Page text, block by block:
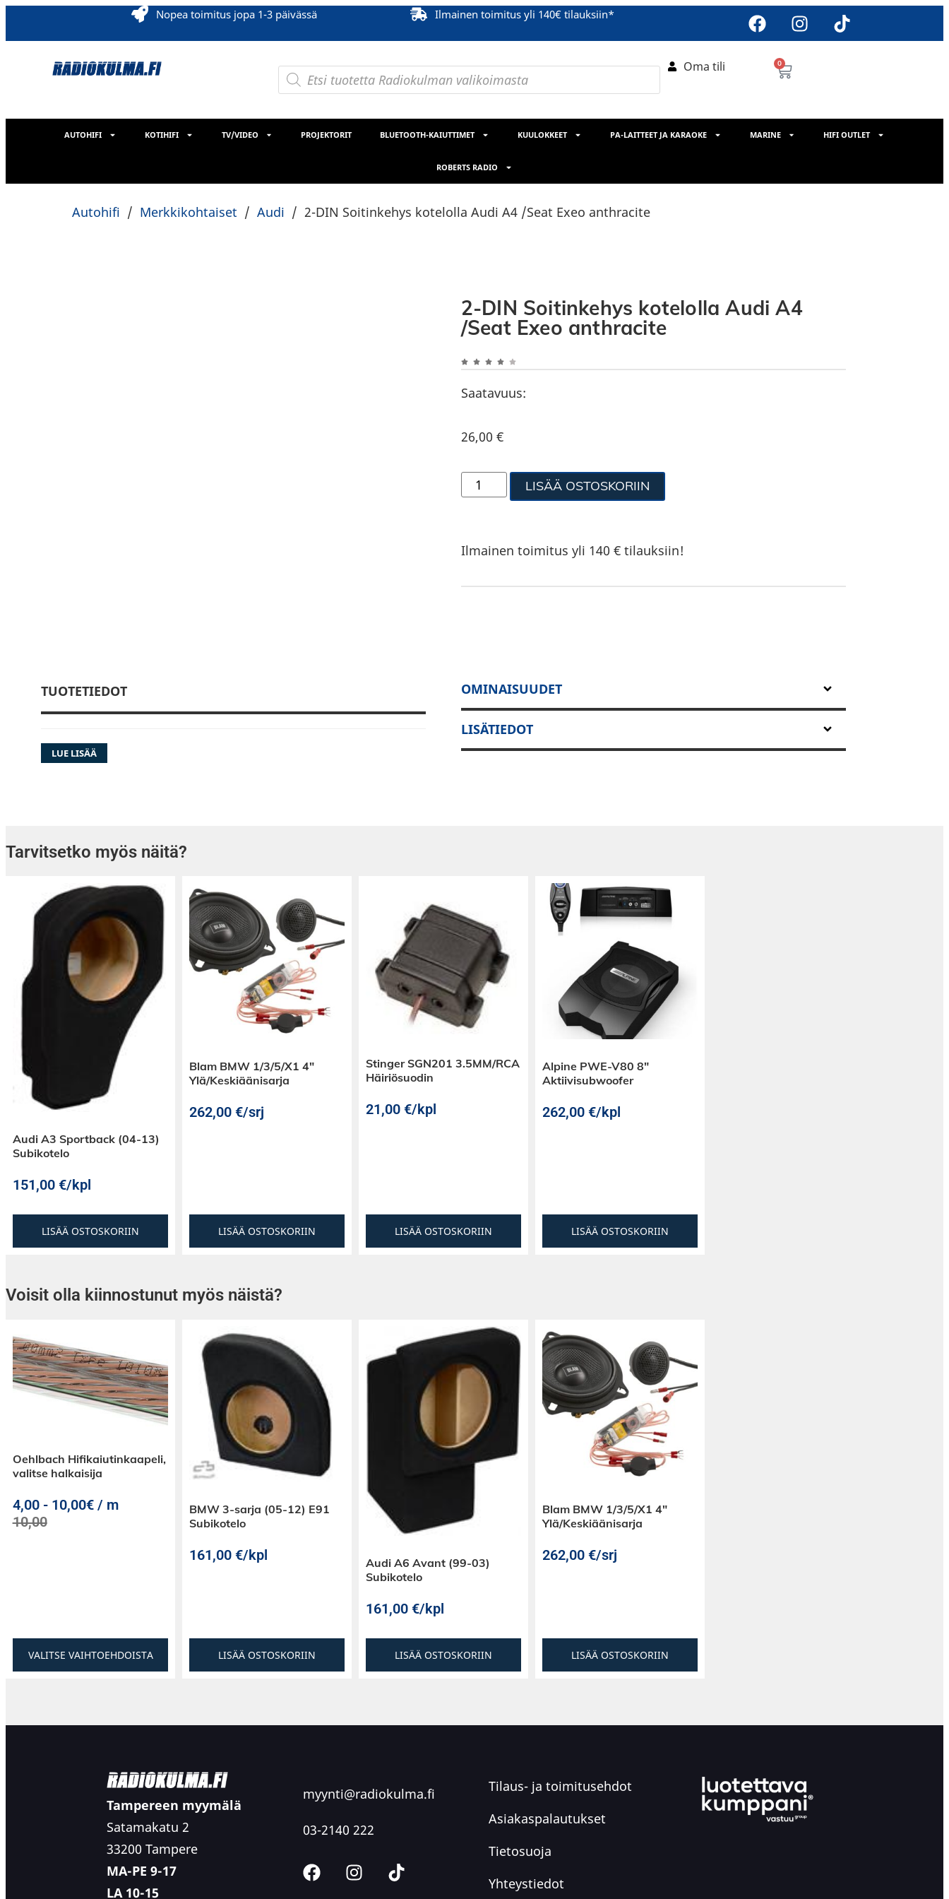
Nopea toimitus jopa 1-3 päivässä Ilmainen toimitus yli 140€ tilauksiin*
Oma tili 0
AUTOHIFI KOTIHIFI TV/VIDEO PROJEKTORIT BLUETOOTH-KAIUTTIMET KUULOKKEET PA-LAITTEET JA KARAOKE MARINE HIFI OUTLET
ROBERTS RADIO
Autohifi / Merkkikohtaiset / Audi / 2-DIN Soitinkehys kotelolla Audi A4 /Seat Exeo anthracite
2-DIN Soitinkehys kotelolla Audi A4
/Seat Exeo anthracite
Saatavuus:
26,00 €
LISÄÄ OSTOSKORIIN
Ilmainen toimitus yli 140 € tilauksiin!
TUOTETIEDOT
LUE LISÄÄ
OMINAISUUDET
LISÄTIEDOT
Tarvitsetko myös näitä?
Audi A3 Sportback (04-13)
Subikotelo
151,00 €/kpl
LISÄÄ OSTOSKORIIN
Blam BMW 1/3/5/X1 4″
Ylä/Keskiäänisarja
262,00 €/srj
LISÄÄ OSTOSKORIIN
Stinger SGN201 3.5MM/RCA
Häiriösuodin
21,00 €/kpl
LISÄÄ OSTOSKORIIN
Alpine PWE-V80 8″
Aktiivisubwoofer
262,00 €/kpl
LISÄÄ OSTOSKORIIN
Voisit olla kiinnostunut myös näistä?
Oehlbach Hifikaiutinkaapeli,
valitse halkaisija
4,00- 10,00€ / m
10,00
VALITSE VAIHTOEHDOISTA
BMW 3-sarja (05-12) E91
Subikotelo
161,00 €/kpl
LISÄÄ OSTOSKORIIN
Audi A6 Avant (99-03)
Subikotelo
161,00 €/kpl
LISÄÄ OSTOSKORIIN
Blam BMW 1/3/5/X1 4″
Ylä/Keskiäänisarja
262,00 €/srj
LISÄÄ OSTOSKORIIN
Tampereen myymälä
Satamakatu 2
33200 Tampere
MA-PE 9-17
LA 10-15
myynti@radiokulma.fi
03-2140 222
Tilaus- ja toimitusehdot
Asiakaspalautukset
Tietosuoja
Yhteystiedot